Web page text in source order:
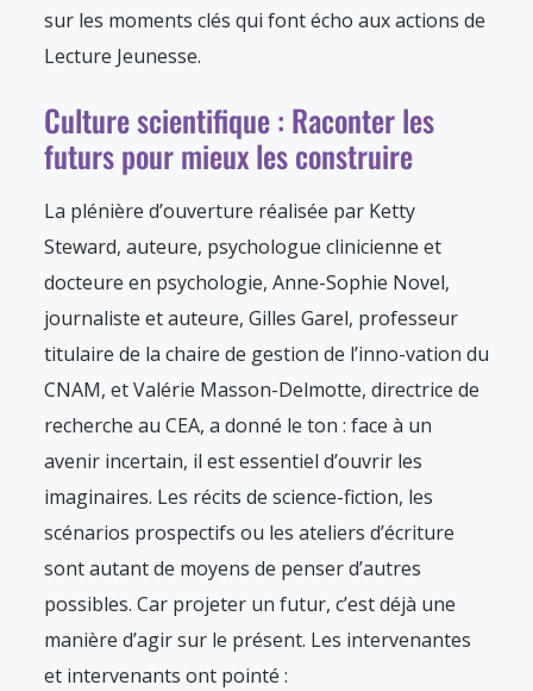
sur les moments clés qui font écho aux actions de
Lecture Jeunesse.
Culture scientifique : Raconter les
futurs pour mieux les construire
La plénière d’ouverture réalisée par Ketty
Steward, auteure, psychologue clinicienne et
docteure en psychologie, Anne-Sophie Novel,
journaliste et auteure, Gilles Garel, professeur
titulaire de la chaire de gestion de l’inno-vation du
CNAM, et Valérie Masson-Delmotte, directrice de
recherche au CEA, a donné le ton : face à un
avenir incertain, il est essentiel d’ouvrir les
imaginaires. Les récits de science-fiction, les
scénarios prospectifs ou les ateliers d’écriture
sont autant de moyens de penser d’autres
possibles. Car projeter un futur, c’est déjà une
manière d’agir sur le présent. Les intervenantes
et intervenants ont pointé :